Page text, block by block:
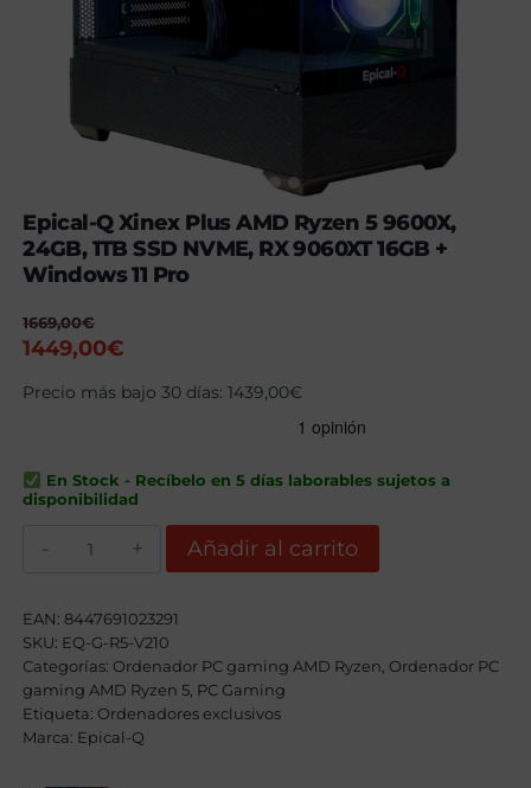
Epical-Q Xinex Plus AMD Ryzen 5 9600X,
24GB, 1TB SSD NVME, RX 9060XT 16GB +
Windows 11 Pro
1669,00€
El
original
1449,00€
actual
Precio más bajo 30 días:1439,00€
En Stock - Recíbelo en 5 días laborables sujetos a
disponibilidad
AMD
Ryzen
5
9600X,
24GB,
1TB
SSD
NVME,
Añadir al carrito
EAN:8447691023291
SKU: EQ-G-R5-V210
Categorías: Ordenador PC gaming AMD Ryzen Ordenador PC
gaming AMD Ryzen 5 PC Gaming
Etiqueta: Ordenadores exclusivos
Marca: Epical-Q